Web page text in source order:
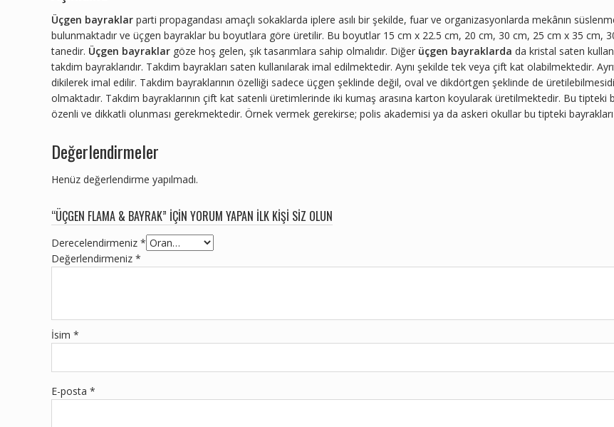
Üçgen bayraklar parti propagandası amaçlı sokaklarda iplere asılı bir şekilde, fuar ve organizasyonlarda mekânın
bulunmaktadır ve üçgen bayraklar bu boyutlara göre üretilir. Bu boyutlar 15 cm x 22.5 cm, 20 cm, 30 cm, 25 cm x 35
tanedir. Üçgen bayraklar göze hoş gelen, şık tasarımlara sahip olmalıdır. Diğer üçgen bayraklarda da kristal saten
takdim bayraklarıdır. Takdim bayrakları saten kullanılarak imal edilmektedir. Aynı şekilde tek veya çift kat olabilmektedir.
dikilerek imal edilir. Takdim bayraklarının özelliği sadece üçgen şeklinde değil, oval ve dikdörtgen şeklinde de
olmaktadır. Takdim bayraklarının çift kat satenli üretimlerinde iki kumaş arasına karton koyularak üretilmektedir. Bu tipteki
özenli ve dikkatli olunması gerekmektedir. Örnek vermek gerekirse; polis akademisi ya da askeri okullar bu tipteki
Değerlendirmeler
Henüz değerlendirme yapılmadı.
“ÜÇGEN FLAMA & BAYRAK” IÇIN YORUM YAPAN ILK KIŞI SIZ OLUN
Derecelendirmeniz *
Değerlendirmeniz *
İsim *
E-posta *